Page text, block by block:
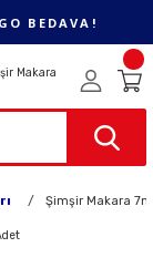
BEDAVA!
Şimşir Makara